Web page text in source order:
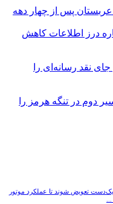
پس از چهار دهه
درز اطلاعات کاهش
نقد رسانه‌ای را
دوم در تنگه هرمز را
تعویض شوند تا عملکرد موتور
...